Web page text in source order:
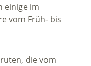
einige im
vom Früh- bis
die vom